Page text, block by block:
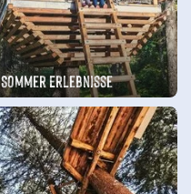
Sommer Erlebnisse